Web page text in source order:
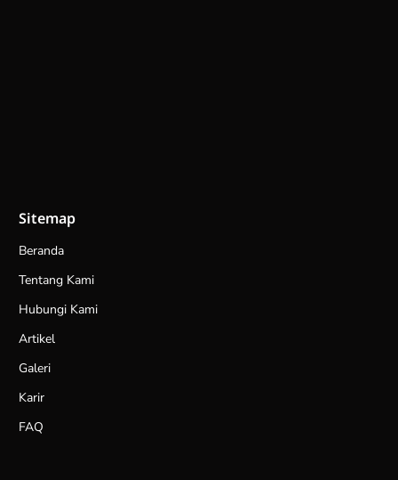
Sitemap
Beranda
Tentang Kami
Hubungi Kami
Artikel
Galeri
Karir
FAQ